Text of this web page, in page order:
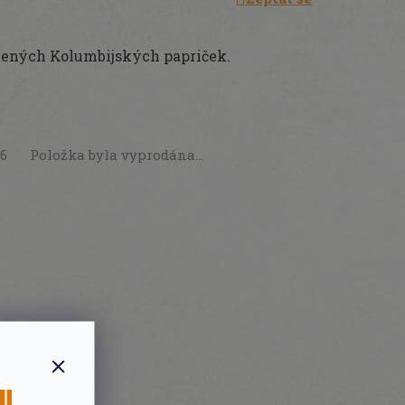
Položka byla vyprodána…
Kolumbijských papriček.